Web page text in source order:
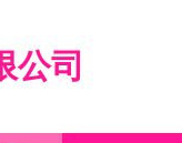
公司